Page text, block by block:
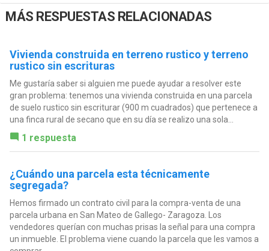
MÁS RESPUESTAS RELACIONADAS
Vivienda construida en terreno rustico y terreno
rustico sin escrituras
Me gustaría saber si alguien me puede ayudar a resolver este
gran problema: tenemos una vivienda construida en una parcela
de suelo rustico sin escriturar (900 m cuadrados) que pertenece a
una finca rural de secano que en su día se realizo una sola...
1 respuesta
¿Cuándo una parcela esta técnicamente
segregada?
Hemos firmado un contrato civil para la compra-venta de una
parcela urbana en San Mateo de Gallego- Zaragoza. Los
vendedores querían con muchas prisas la señal para una compra
un inmueble. El problema viene cuando la parcela que les vamos a